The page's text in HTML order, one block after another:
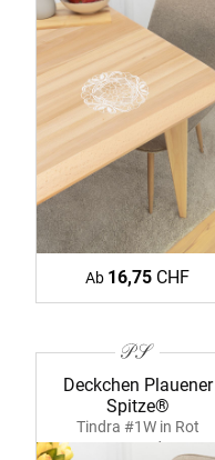
Ab 16,75 CHF
Deckchen Plauener
Spitze®
Tindra #1W in Rot
39374 Bordeaux